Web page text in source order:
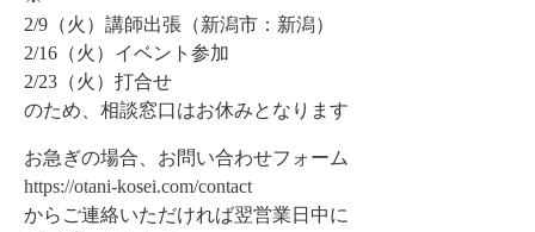
2/9（火）講師出張（新潟市：新潟）
2/16（火）イベント参加
2/23（火）打合せ
のため、相談窓口はお休みとなります
お急ぎの場合、お問い合わせフォーム
https://otani-kosei.com/contact
からご連絡いただければ翌営業日中に